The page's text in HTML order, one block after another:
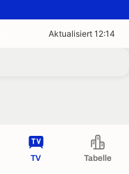
TV Tabelle
Aktualisiert 12:14